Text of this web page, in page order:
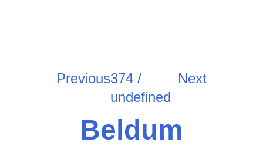
Previous374 /
undefined
Next
Beldum